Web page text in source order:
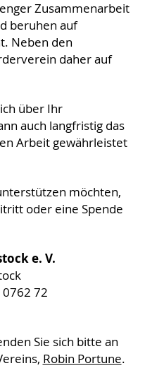
Zusammenarbeit
beruhen auf
Neben den
daher auf
über Ihr
auch langfristig das
Arbeit gewährleistet
möchten,
oder eine Spende
e. V.
72
Sie sich bitte an
Robin Portune.